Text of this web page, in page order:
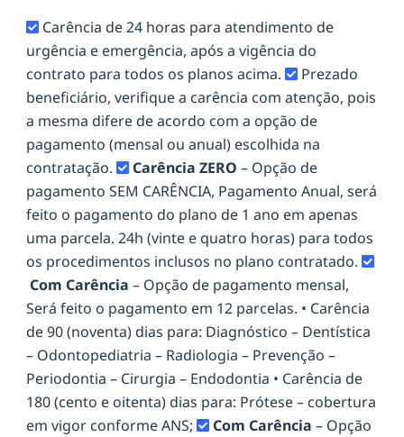
Carência de 24 horas para atendimento de
urgência e emergência, após a vigência do
contrato para todos os planos acima.
Prezado
beneficiário, verifique a carência com atenção, pois
a mesma difere de acordo com a opção de
pagamento (mensal ou anual) escolhida na
contratação.
Carência ZERO – Opção de
pagamento SEM CARÊNCIA, Pagamento Anual, será
feito o pagamento do plano de 1 ano em apenas
uma parcela. 24h (vinte e quatro horas) para todos
os procedimentos inclusos no plano contratado.
Com Carência – Opção de pagamento mensal,
Será feito o pagamento em 12 parcelas. • Carência
de 90 (noventa) dias para: Diagnóstico – Dentística
– Odontopediatria – Radiologia – Prevenção –
Periodontia – Cirurgia – Endodontia • Carência de
180 (cento e oitenta) dias para: Prótese – cobertura
em vigor conforme ANS;
Com Carência – Opção